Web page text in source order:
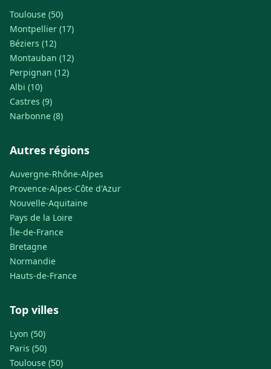
Toulouse (50)
Montpellier (17)
Béziers (12)
Montauban (12)
Perpignan (12)
Albi (10)
Castres (9)
Narbonne (8)
Autres régions
Auvergne-Rhône-Alpes
Provence-Alpes-Côte d'Azur
Nouvelle-Aquitaine
Pays de la Loire
Île-de-France
Bretagne
Normandie
Hauts-de-France
Top villes
Lyon (50)
Paris (50)
Toulouse (50)